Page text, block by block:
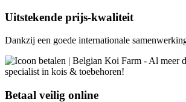
Uitstekende prijs-kwaliteit
Dankzij een goede internationale
Betaal veilig online